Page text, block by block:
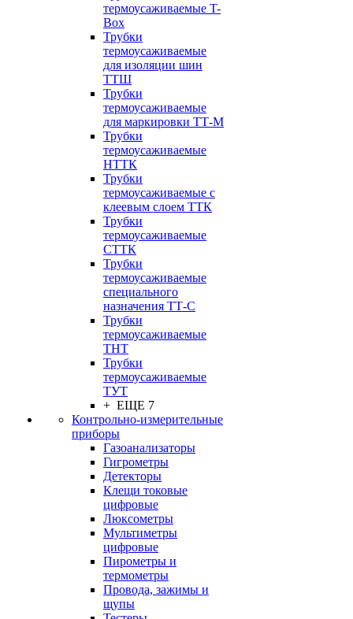
термоусаживаемые T-
Box
Трубки
термоусаживаемые
для изоляции шин
ТТШ
Трубки
термоусаживаемые
для маркировки ТТ-М
Трубки
термоусаживаемые
НTТК
Трубки
термоусаживаемые с
клеевым слоем TТК
Трубки
термоусаживаемые
СTТК
Трубки
термоусаживаемые
специального
назначения ТТ-С
Трубки
термоусаживаемые
ТНТ
Трубки
термоусаживаемые
ТУТ
+ ЕЩЕ 7
Контрольно-измерительные
приборы
Газоанализаторы
Гигрометры
Детекторы
Клещи токовые
цифровые
Люксометры
Мультиметры
цифровые
Пирометры и
термометры
Провода, зажимы и
щупы